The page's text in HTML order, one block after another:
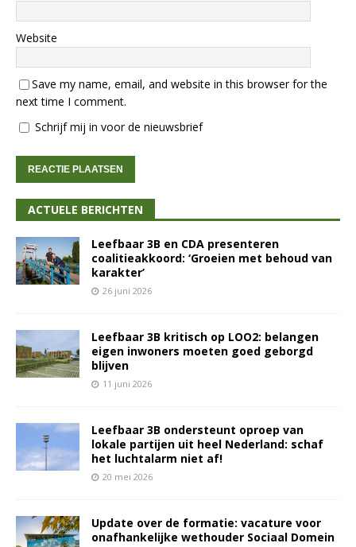
Website
Save my name, email, and website in this browser for the
next time I comment.
Schrijf mij in voor de nieuwsbrief
ACTUELE BERICHTEN
Leefbaar 3B en CDA presenteren
coalitieakkoord: ‘Groeien met behoud van
karakter’
26 juni 2026
Leefbaar 3B kritisch op LOO2: belangen
eigen inwoners moeten goed geborgd
blijven
11 juni 2026
Leefbaar 3B ondersteunt oproep van
lokale partijen uit heel Nederland: schaf
het luchtalarm niet af!
20 mei 2026
Update over de formatie: vacature voor
onafhankelijke wethouder Sociaal Domein